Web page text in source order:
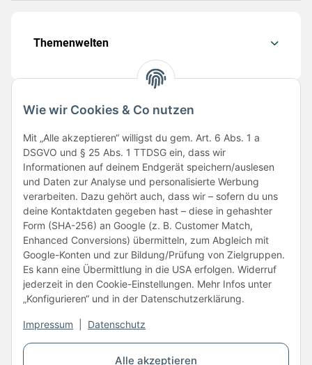
Alle akzeptieren
Wie wir Cookies & Co nutzen
Mit „Alle akzeptieren“ willigst du gem. Art. 6 Abs. 1 a
DSGVO und § 25 Abs. 1 TTDSG ein, dass wir
Informationen auf deinem Endgerät speichern/auslesen
und Daten zur Analyse und personalisierte Werbung
verarbeiten. Dazu gehört auch, dass wir – sofern du uns
deine Kontaktdaten gegeben hast – diese in gehashter
Form (SHA-256) an Google (z. B. Customer Match,
Enhanced Conversions) übermitteln, zum Abgleich mit
Google-Konten und zur Bildung/Prüfung von Zielgruppen.
Es kann eine Übermittlung in die USA erfolgen. Widerruf
jederzeit in den Cookie-Einstellungen. Mehr Infos unter
„Konfigurieren“ und in der Datenschutzerklärung.
Impressum Datenschutz
Themenwelten
Folge uns
Unsere Partner
Vertrag widerrufen